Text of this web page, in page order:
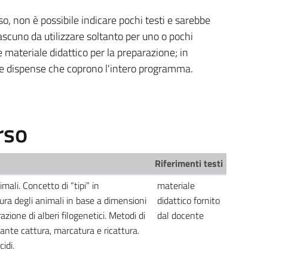
non è possibile indicare pochi testi e sarebbe
da utilizzare soltanto per uno o pochi
didattico per la preparazione; in
che coprono l'intero programma.
Riferimenti testi
Concetto di “tipi” in
degli animali in base a dimensioni
di alberi filogenetici. Metodi di
cattura, marcatura e ricattura.
materiale
didattico fornito
dal docente